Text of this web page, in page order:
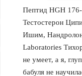
Пептид HGH
Тестостерон
Ишим,
Laboratories
не умеет, а я,
бабуля не